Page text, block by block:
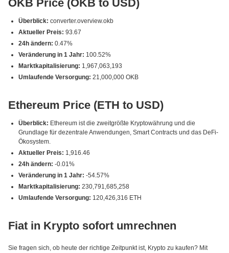
OKB Price (OKB to USD)
Überblick: converter.overview.okb
Aktueller Preis: 93.67
24h ändern: 0.47%
Veränderung in 1 Jahr: 100.52%
Marktkapitalisierung: 1,967,063,193
Umlaufende Versorgung: 21,000,000 OKB
Ethereum Price (ETH to USD)
Überblick: Ethereum ist die zweitgrößte Kryptowährung und die
Grundlage für dezentrale Anwendungen, Smart Contracts und das DeFi-
Ökosystem.
Aktueller Preis: 1,916.46
24h ändern: -0.01%
Veränderung in 1 Jahr: -54.57%
Marktkapitalisierung: 230,791,685,258
Umlaufende Versorgung: 120,426,316 ETH
Fiat in Krypto sofort umrechnen
Sie fragen sich, ob heute der richtige Zeitpunkt ist, Krypto zu kaufen? Mit